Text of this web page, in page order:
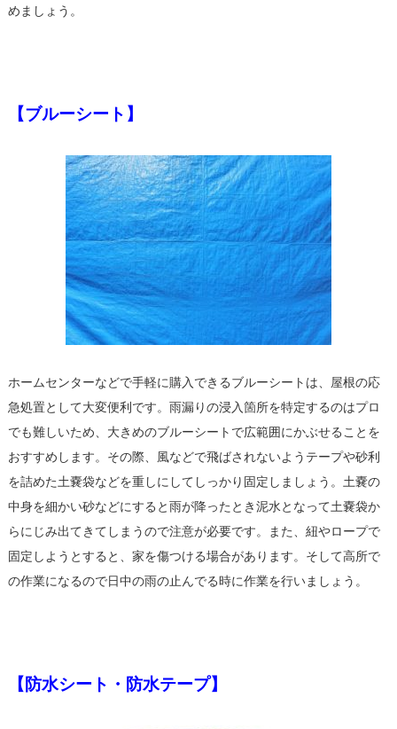
めましょう。
【ブルーシート】
ホームセンターなどで手軽に購入できるブルーシートは、屋根の応
急処置として大変便利です。雨漏りの浸入箇所を特定するのはプロ
でも難しいため、大きめのブルーシートで広範囲にかぶせることを
おすすめします。その際、風などで飛ばされないようテープや砂利
を詰めた土嚢袋などを重しにしてしっかり固定しましょう。土嚢の
中身を細かい砂などにすると雨が降ったとき泥水となって土嚢袋か
らにじみ出てきてしまうので注意が必要です。また、紐やロープで
固定しようとすると、家を傷つける場合があります。そして高所で
の作業になるので日中の雨の止んでる時に作業を行いましょう。
【防水シート・防水テープ】